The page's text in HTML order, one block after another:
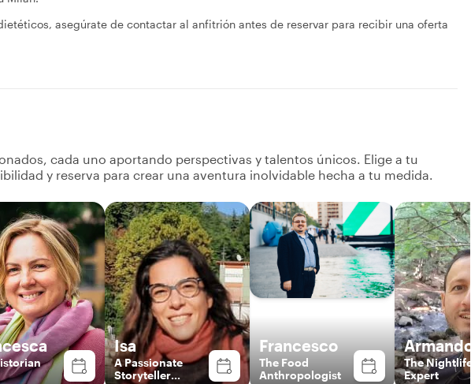
asegúrate de contactar al anfitrión antes de reservar para recibir una oferta
cada uno aportando perspectivas y talentos únicos. Elige a tu
y reserva para crear una aventura inolvidable hecha a tu medida.
Isa
A Passionate
Storyteller
Francesco
The Food
Anthropologist
Armando
The Nightlife
Expert